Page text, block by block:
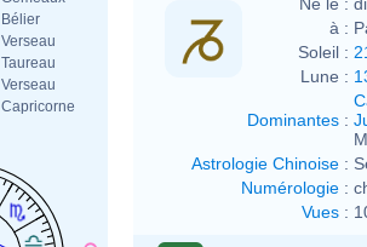
Bélier
Verseau
Taureau
Verseau
Capricorne
à :
Soleil :
Lune :
Dominantes :
Astrologie Chinoise :
Numérologie :
Vues :